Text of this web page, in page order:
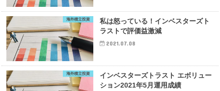
海外積立投資
私は怒っている！インベスターズト
ラストで評価益激減
2021.07.08
海外積立投資
インベスターズトラスト エボリュー
ション2021年5月運用成績